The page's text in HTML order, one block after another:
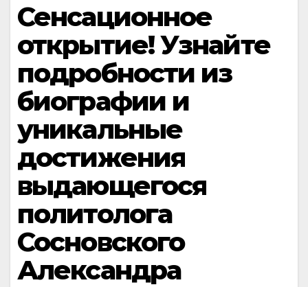
Сенсационное
открытие! Узнайте
подробности из
биографии и
уникальные
достижения
выдающегося
политолога
Сосновского
Александра